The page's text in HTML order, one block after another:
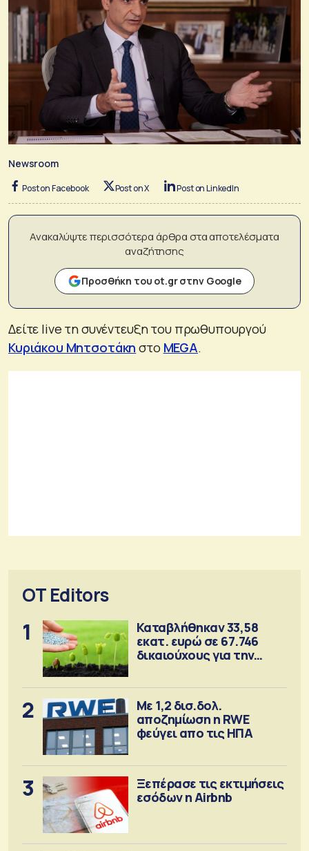
Newsroom
Post on Facebook Post on X Post on LinkedIn
Ανακαλύψτε περισσότερα άρθρα στα αποτελέσματα
αναζήτησης
Προσθήκη του ot.gr στην Google
Δείτε live τη συνέντευξη του πρωθυπουργού
Κυριάκου Μητσοτάκη στο MEGA.
OT Editors
1
Καταβλήθηκαν 33,58
εκατ. ευρώ σε 67.746
δικαιούχους για την
2
Με 1,2 δισ.δολ.
αποζημίωση η RWE
φεύγει απο τις ΗΠΑ
3
Ξεπέρασε τις εκτιμήσεις
εσόδων η Airbnb